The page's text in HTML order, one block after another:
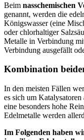
Beim nasschemischen
genannt, werden die
Königswasser (eine
oder chlorhaltiger
Metalle in Verbindung
Verbindung ausgefällt
Kombination
In den meisten Fällen
es sich um
eine besonders hohe
Edelmetalle werden
Im Folgenden haben